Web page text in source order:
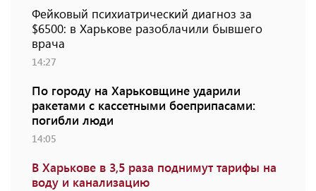
Фейковый психиатрический диагноз за
$6500: в Харькове разоблачили бывшего
врача
14:27
По городу на Харьковщине ударили
ракетами с кассетными боеприпасами:
погибли люди
14:05
В Харькове в 3,5 раза поднимут тарифы на
воду и канализацию